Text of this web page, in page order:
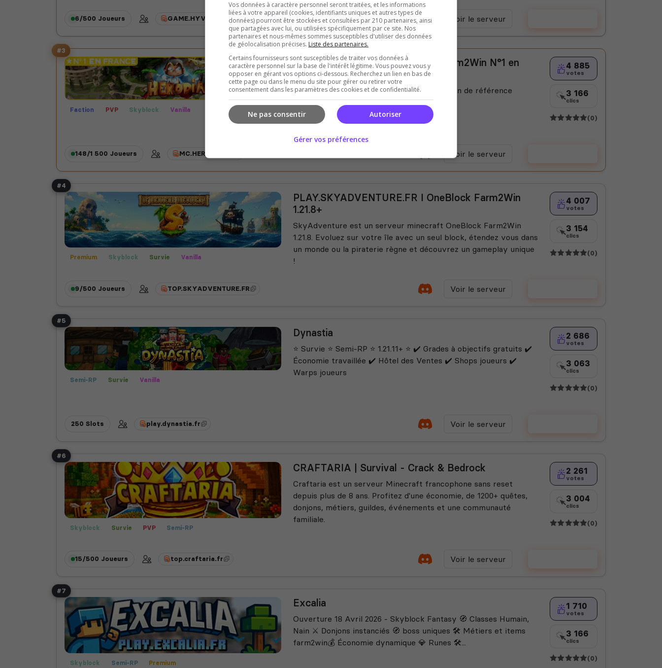
6/500 Joueurs GAME.HYVERS.FR Voir le serveur
#3
Faction PVP Skyblock Vanilla
HERODIA | PvP/Factions 100% Farm2Win N°1 en
France ! | 1.8+
HERODIA| Le serveur PvP/Faction Farm2Win de référence
depuis 2019 !
4 885
votes
3 166
clics
(0)
148/1 500 Joueurs MC.HERODIA.FR Voir le serveur
#4
Premium Skyblock Survie Vanilla
PLAY.SKYADVENTURE.FR I OneBlock Farm2Win
1.21.8+
SkyAdventure est un serveur minecraft OneBlock Farm2Win
1.21.8. Evoluez sur votre île avec un seul block, étendez vous dans
un monde ou la piraterie règne et découvrez un gameplay unique
!
4 007
votes
3 154
clics
(0)
9/500 Joueurs TOP.SKYADVENTURE.FR Voir le serveur
#5
Semi-RP Survie Vanilla
Dynastia
⭐ Survie ⭐ Semi-RP ⭐ 1.21.11+ ⭐ ✔️ Grades à objectifs gratuits ✔️
Économie travaillée ✔️ Hôtel des Ventes ✔️ Shops joueurs ✔️
Warps joueurs
2 686
votes
3 063
clics
(0)
250 Slots play.dynastia.fr Voir le serveur
#6
Skyblock Survie PVP Semi-RP
CRAFTARIA | Survival - Crack & Bedrock
Craftaria est un serveur Minecraft francophone sans reset
depuis plus de 8 ans. Profitez d'une économie, de 1200+ quêtes,
donjons, métiers, guildes, événements et une communauté
familiale.
2 261
votes
3 004
clics
(0)
15/500 Joueurs top.craftaria.fr Voir le serveur
#7
Skyblock Semi-RP Premium
Excalia
Ouverture 18 Avril 2026 - Skyblock Fantasy 🧭 Classes Humain,
Nain ⚔️ Donjons instanciés 🧭 boss uniques 🛠️ Métiers et items
farm2win💰 Économie dynamique 💎 Runes 🛠️...
1 710
votes
3 166
clics
(0)
Vos données à caractère personnel seront traitées, et les informations
liées à votre appareil (cookies, identifiants uniques et autres types de
données) pourront être stockées et consultées par 210 partenaires, ainsi
que partagées avec lui, ou utilisées spécifiquement par ce site. Nos
partenaires et nous-mêmes sommes susceptibles d'utiliser des données
de géolocalisation précises. Liste des partenaires.
Certains fournisseurs sont susceptibles de traiter vos données à
caractère personnel sur la base de l'intérêt légitime. Vous pouvez vous y
opposer en gérant vos options ci-dessous. Recherchez un lien en bas de
cette page ou dans le menu du site pour gérer ou retirer votre
consentement dans les paramètres des cookies et de confidentialité.
Autoriser
Ne pas consentir
Gérer vos préférences